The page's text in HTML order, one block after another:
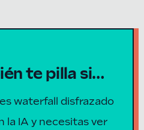
te pilla si…
waterfall disfrazado
la IA y necesitas ver